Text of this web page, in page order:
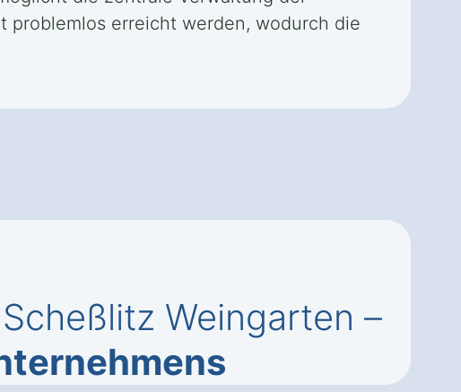
problemlos erreicht werden, wodurch die
Weingarten –